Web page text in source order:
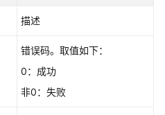
描述
错误码。取值如下：
0：成功
非0：失败